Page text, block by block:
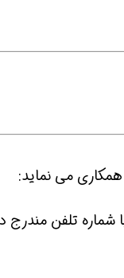
شماره تلفن مندرج